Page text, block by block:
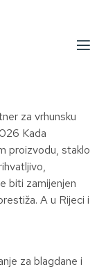
za vrhunsku
Kada
proizvodu, staklo
biti zamijenjen
A u Rijeci i
za blagdane i